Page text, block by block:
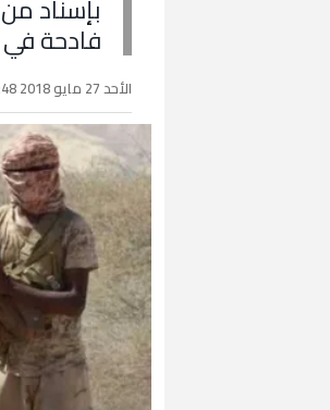
بإسناد
فادحة في
الأحد 27 مايو 2018 00:57:48